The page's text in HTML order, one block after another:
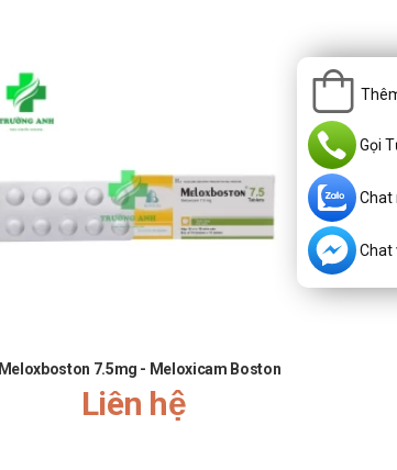
Meloxboston 7.5mg - Meloxicam Boston
Liên hệ
Gọi
Chat
Chat